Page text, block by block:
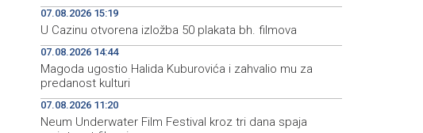
07.08.2026 15:19
U Cazinu otvorena izložba 50 plakata bh. filmova
07.08.2026 14:44
Magoda ugostio Halida Kuburovića i zahvalio mu za
predanost kulturi
07.08.2026 11:20
Neum Underwater Film Festival kroz tri dana spaja